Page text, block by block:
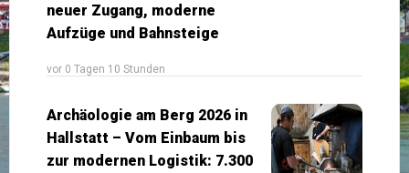
neuer Zugang, moderne
Aufzüge und Bahnsteige
vor 0 Tagen 10 Stunden
Archäologie am Berg 2026 in
Hallstatt – Vom Einbaum bis
zur modernen Logistik: 7.300